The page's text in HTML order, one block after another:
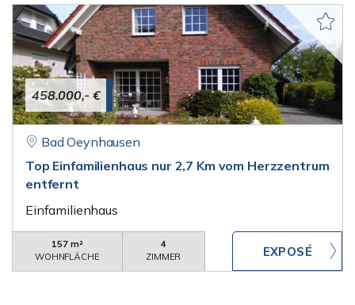
458.000,- €
Bad Oeynhausen
Top Einfamilienhaus nur 2,7 Km vom Herzzentrum
entfernt
Einfamilienhaus
157 m²
WOHNFLÄCHE
4
ZIMMER